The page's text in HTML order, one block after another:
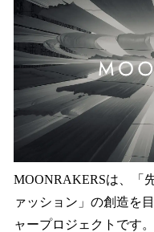
MOONRAKERSは、「
ァッション」の創造を
ャープロジェクトです